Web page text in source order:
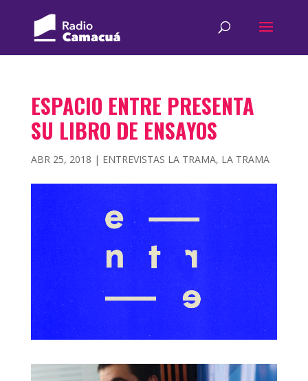
ESPACIO ENTRE PRESENTA
SU LIBRO DE ENSAYOS
ABR 25, 2018 | ENTREVISTAS LA TRAMA, LA TRAMA